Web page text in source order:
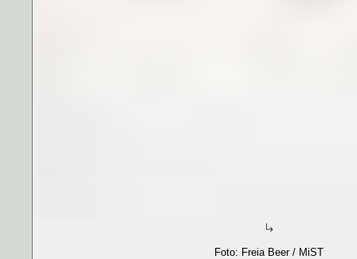
Foto: Freia Beer / MiST